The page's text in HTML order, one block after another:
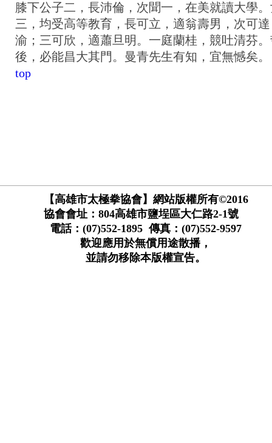
膝下公子二，長沛倫，次聞一，在美就讀大學
三，均受高等教育，長可立，適翁壽男，次可
渝；三可欣，適蕭旦明。一庭蘭桂，競吐清芬
後，必能昌大其門。曼青先生有知，宜無憾矣。
top
【高雄市太極拳協會】網站版權所有©2016
協會會址：804高雄市鹽埕區大仁路2-1號
電話：(07)552-1895 傳真：(07)552-9597
歡迎應用於無償用途散播，
並請勿移除本版權宣告。